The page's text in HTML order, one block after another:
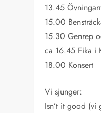
13.45
15.00
15.30 Genrep
ca 16.45 Fika i
18.00 Konsert
Vi sjunger:
Isn’t it good (vi